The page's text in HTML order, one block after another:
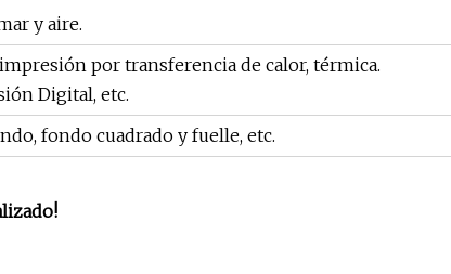
y aire.
por transferencia de calor, térmica.
Digital, etc.
fondo cuadrado y fuelle, etc.